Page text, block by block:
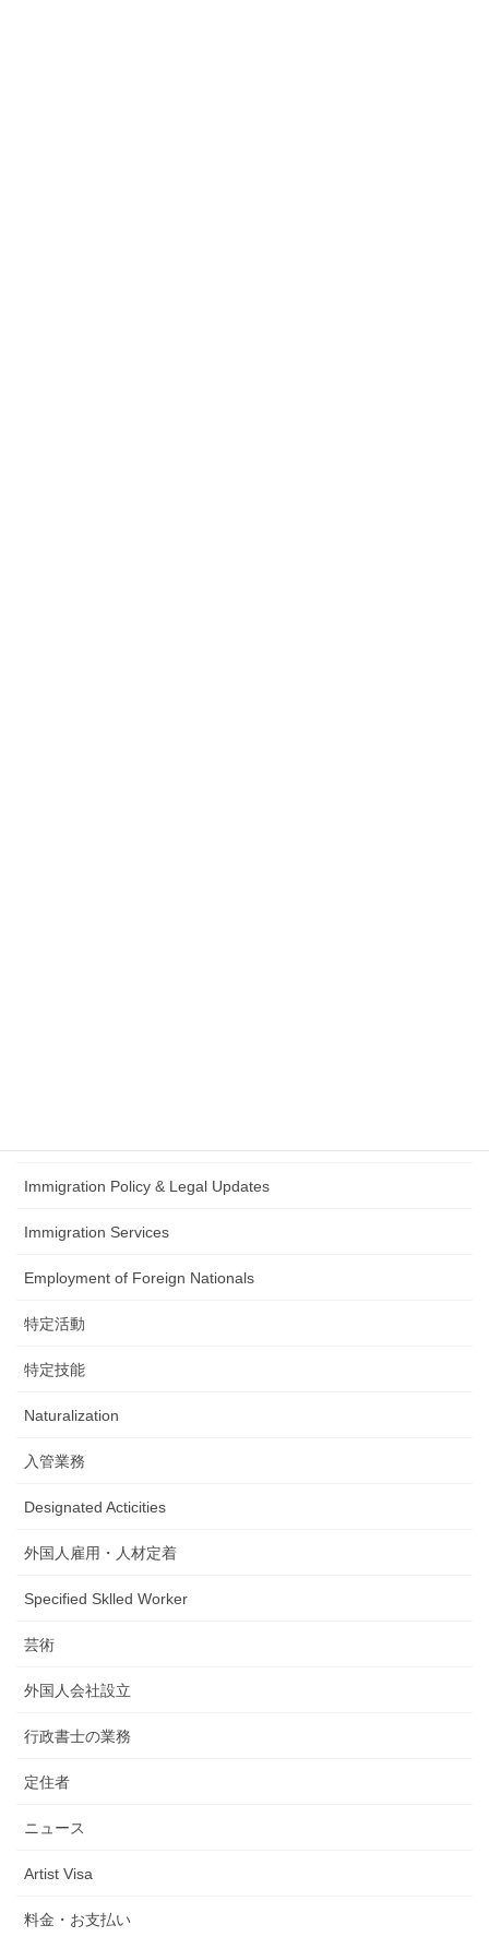
Immigration Policy & Legal Updates
Immigration Services
Employment of Foreign Nationals
特定活動
特定技能
Naturalization
入管業務
Designated Acticities
外国人雇用・人材定着
Specified Sklled Worker
芸術
外国人会社設立
行政書士の業務
定住者
ニュース
Artist Visa
料金・お支払い